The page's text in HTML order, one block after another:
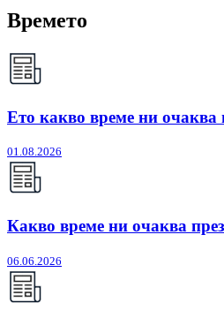
Времето
Ето какво време ни очаква
01.08.2026
Какво време ни очаква
06.06.2026